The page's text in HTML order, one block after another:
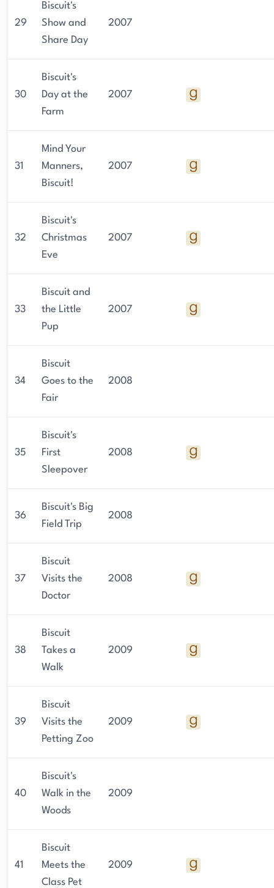
29
Biscuit's
Show and
Share Day
2007
30
Biscuit's
Day at the
Farm
2007
31
Mind Your
Manners,
Biscuit!
2007
32
Biscuit's
Christmas
Eve
2007
33
Biscuit and
the Little
Pup
2007
34
Biscuit
Goes to the
Fair
2008
35
Biscuit's
First
Sleepover
2008
36
Biscuit's Big
Field Trip
2008
37
Biscuit
Visits the
Doctor
2008
38
Biscuit
Takes a
Walk
2009
39
Biscuit
Visits the
Petting Zoo
2009
40
Biscuit's
Walk in the
Woods
2009
41
Biscuit
Meets the
Class Pet
2009